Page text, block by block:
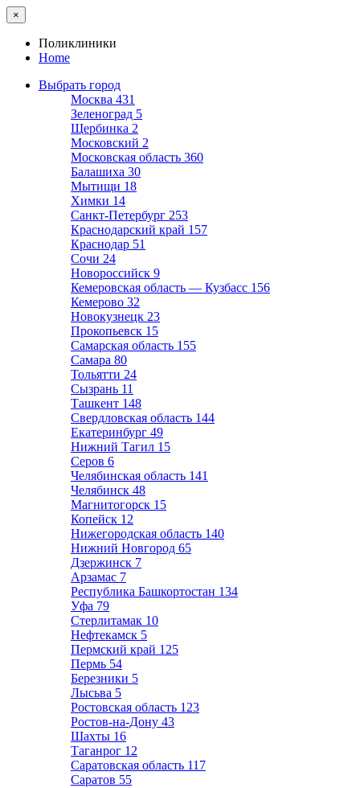
×
Поликлиники
Home
Выбрать город
Москва 431
Зеленоград 5
Щербинка 2
Московский 2
Московская область 360
Балашиха 30
Мытищи 18
Химки 14
Санкт-Петербург 253
Краснодарский край 157
Краснодар 51
Сочи 24
Новороссийск 9
Кемеровская область — Кузбасс 156
Кемерово 32
Новокузнецк 23
Прокопьевск 15
Самарская область 155
Самара 80
Тольятти 24
Сызрань 11
Ташкент 148
Свердловская область 144
Екатеринбург 49
Нижний Тагил 15
Серов 6
Челябинская область 141
Челябинск 48
Магнитогорск 15
Копейск 12
Нижегородская область 140
Нижний Новгород 65
Дзержинск 7
Арзамас 7
Республика Башкортостан 134
Уфа 79
Стерлитамак 10
Нефтекамск 5
Пермский край 125
Пермь 54
Березники 5
Лысьва 5
Ростовская область 123
Ростов-на-Дону 43
Шахты 16
Таганрог 12
Саратовская область 117
Саратов 55